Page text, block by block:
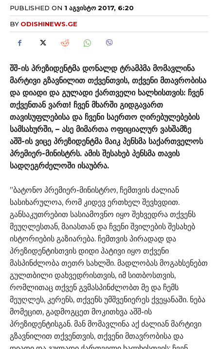
PUBLISHED ON 1 ᲐᲒᲕᲘᲡᲢᲝ 2017, 6:20
BY ODISHINEWS.GE
შშ-ის პრეზიდენტმა დონალდ ტრამპმა მომავლინა
მარტივი გზავნილით თქვენთვის, თქვენი მთავრობისა
და დიადი და გულადი ქართველი ხალხისთვის: ჩვენ
თქვენთან ვართ! ჩვენ მხარში გიდგავართ
თავისუფლებისა და ჩვენი საერთო ღირებულებების
სამსახურში, – ასე მიმართა ოფიციალურ ვახშამზე
აშშ-ის ვიცე პრეზიდენტმა მაიკ პენსმა საქართველოს
პრემიერ-მინისტრს. ამის შესახებ პენსმა თავის
სადღეგრძელოში ისაუბრა.
”ბატონო პრემიერ-მინისტრო, ჩემთვის ძალიან
სასიხარულოა, რომ კიდევ ერთხელ შევხვდით.
განსაკუთრებით სასიამოვნო იყო შეხვედრა თქვენს
მეუღლესთან, მაიასთან და ჩვენი შვილების შესახებ
ისტორიების გაზიარება. ჩემთვის პირადად და
პრეზიდენტისთვის დიდი პატივი იყო თქვენი
მასპინძლობა თეთრ სახლში. მადლობას მოგახსენებთ
გულთბილი დახვედრისთვის, იმ სითბოსთვის,
რომლითაც თქვენ გვმასპინძლობთ მე და ჩემს
მეუღლეს, კერენს, თქვენს უმშვენიერეს ქვეყანაში. ნება
მომეცით, გადმოგცეთ მოკითხვა აშშ-ის
პრეზიდენტისგან. მან მომავლინა აქ ძალიან მარტივი
გზავნილით თქვენთვის, თქვენი მთავრობისა და